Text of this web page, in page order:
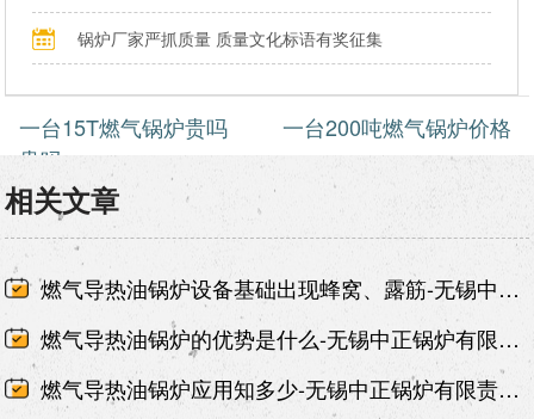
锅炉厂家严抓质量 质量文化标语有奖征集
一台15T燃气锅炉贵吗
一台200吨燃气锅炉价格
贵吗
相关文章
燃气导热油锅炉设备基础出现蜂窝、露筋-无锡中正锅炉有限责任公司
燃气导热油锅炉的优势是什么-无锡中正锅炉有限责任公司
燃气导热油锅炉应用知多少-无锡中正锅炉有限责任公司